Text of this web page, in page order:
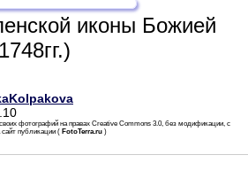
иконы Божией
фотографий на правах Creative Commons 3.0, без модификации, с
публикации ( FotoTerra.ru )